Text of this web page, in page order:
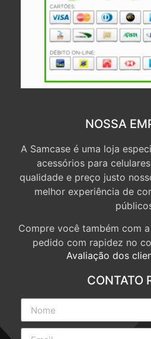
NOSSA
A Samcase é uma loja
acessórios para
qualidade e preço justo
melhor experiência de
Compre você também com
pedido com rapidez no
Avaliação dos
CONTATO